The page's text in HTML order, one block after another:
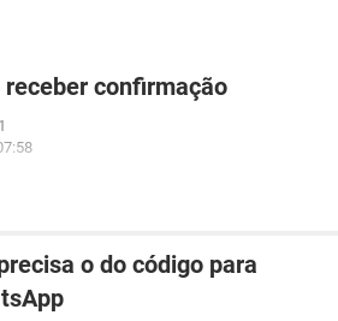
confirmação
o do código para